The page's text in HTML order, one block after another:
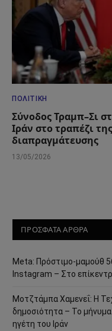
ΠΟΛΙΤΙΚΉ
Σύνοδος Τραμπ–Σι
Ιράν στο τραπέζι
διαπραγμάτευσης
13/05/2026
ΠΡΟΣΦΑΤΑ ΑΡΘΡΑ
Meta: Πρόστιμο-μαμούθ
Instagram – Στο
Μοτζτάμπα Χαμενεΐ: Η
δημοσιότητα – Το
ηγέτη του Ιράν